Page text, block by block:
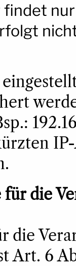
findet
für die
die
Art. 6